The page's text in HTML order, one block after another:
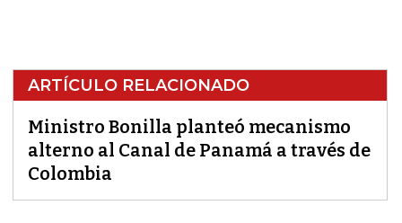
ARTÍCULO RELACIONADO
Ministro Bonilla planteó mecanismo
alterno al Canal de Panamá a través de
Colombia